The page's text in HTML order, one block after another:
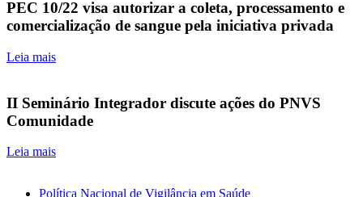
PEC 10/22 visa autorizar a coleta, processamento e
comercialização de sangue pela iniciativa privada
Leia mais
II Seminário Integrador discute ações do PNVS
Comunidade
Leia mais
Política Nacional de Vigilância em Saúde